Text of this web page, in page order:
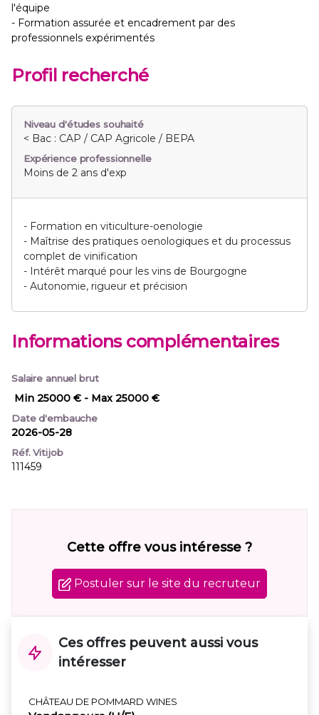
l'équipe
- Formation assurée et encadrement par des
professionnels expérimentés
Profil recherché
Niveau d'études souhaité
< Bac : CAP / CAP Agricole / BEPA
Expérience professionnelle
Moins de 2 ans d'exp
- Formation en viticulture-oenologie
- Maîtrise des pratiques oenologiques et du processus
complet de vinification
- Intérêt marqué pour les vins de Bourgogne
- Autonomie, rigueur et précision
Informations complémentaires
Salaire annuel brut
Min 25000 € - Max 25000 €
Date d'embauche
2026-05-28
Réf. Vitijob
111459
Cette offre vous intéresse ?
Postuler sur le site du recruteur
Ces offres peuvent aussi vous
intéresser
CHÂTEAU DE POMMARD WINES